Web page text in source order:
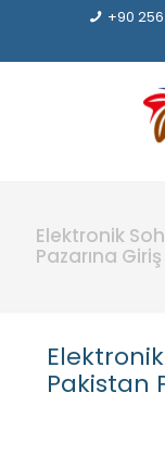
+90 256
Elektronik
Pazarına Giriş
Pakistan